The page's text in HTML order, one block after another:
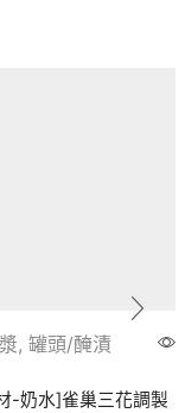
, 罐頭/醃漬
-奶水]雀巢三花調製